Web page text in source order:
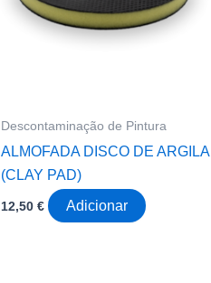
Descontaminação de Pintura
ALMOFADA DISCO DE ARGILA
(CLAY PAD)
12,50€ Adicionar